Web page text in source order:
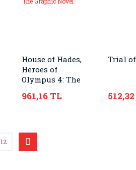
House of Hades,
Heroes of
Olympus 4: The
961,16 TL
Trial of
12